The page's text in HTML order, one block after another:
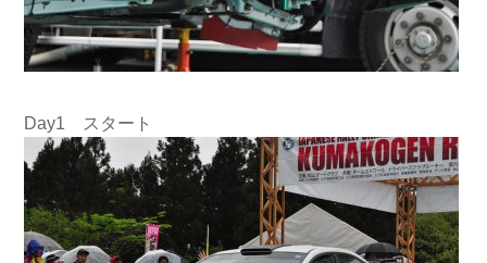
SH SG – D.E.F
EXIGA FUNCTION
HOME NEWS
EVENT TECH
Day1 スタート